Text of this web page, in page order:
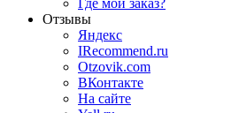
Где мой заказ?
Отзывы
Яндекс
IRecommend.ru
Otzovik.com
ВКонтакте
На сайте